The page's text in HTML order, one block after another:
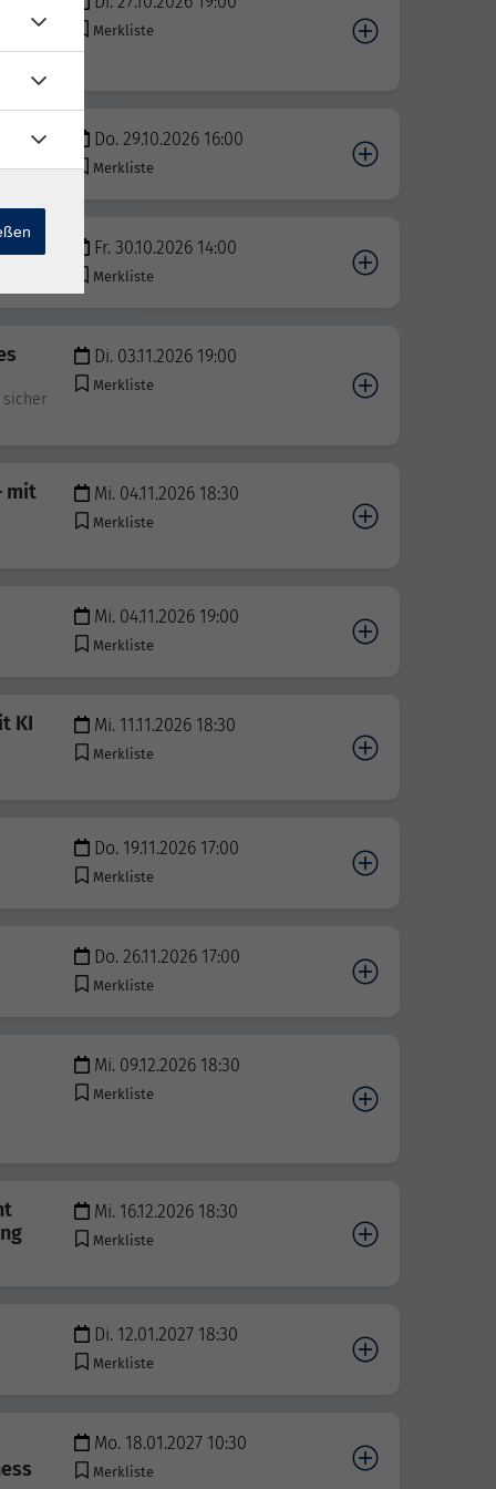
Merkliste
mit
Do. 29.10.2026 16:00
Merkliste
Fr. 30.10.2026 14:00
Merkliste
sicher
Di. 03.11.2026 19:00
Merkliste
mit
Mi. 04.11.2026 18:30
Merkliste
Mi. 04.11.2026 19:00
Merkliste
KI
Mi. 11.11.2026 18:30
Merkliste
Do. 19.11.2026 17:00
Merkliste
Do. 26.11.2026 17:00
Merkliste
Mi. 09.12.2026 18:30
Merkliste
Mi. 16.12.2026 18:30
Merkliste
Di. 12.01.2027 18:30
Merkliste
Mo. 18.01.2027 10:30
Merkliste